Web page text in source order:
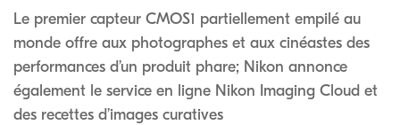
Le premier capteur CMOS1 partiellement empilé au
monde offre aux photographes et aux cinéastes des
performances d’un produit phare; Nikon annonce
également le service en ligne Nikon Imaging Cloud et
des recettes d’images curatives